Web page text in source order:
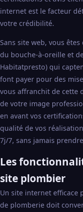
internet est le facteur
votre crédibilité.
Sans site web, vous
du bouche-à-oreille et
Habitatpresto) qui
font payer pour des
vous affranchit de cette
de votre image
en avant vos
qualité de vos
7j/7, sans jamais
Les
site plombier
Un site internet
de plomberie doit